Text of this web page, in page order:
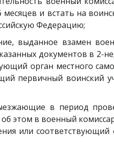
и встать на
Федерацию;
выданное взамен
документов в 2-
орган местного
первичный воинский
в период
этом в военный
или соответствующий